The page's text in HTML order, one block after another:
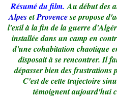
Résumé du film. Au début des
AlpesetProvencese propose
l'exil à la fin de la guerre
installée dans un camp en
d'une cohabitation chaotique
disposait à se rencontrer. Il
dépasser bien des frustrations
C'est de cette trajectoire
témoignent aujourd'hui